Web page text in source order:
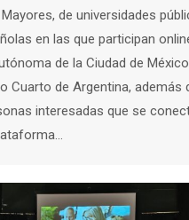
de universidades
en las que participan
de la Ciudad de
Cuarto de Argentina, además
interesadas que se